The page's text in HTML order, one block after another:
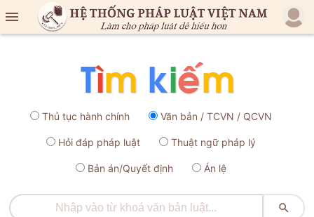

Thủ tục hành chính Văn bản / TCVN / QCVN
Hỏi đáp pháp luật Thuật ngữ pháp lý
Bản án/Quyết định Án lệ
